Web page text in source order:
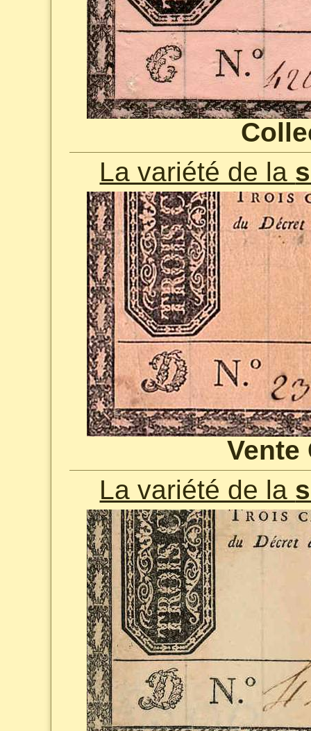
La variété de la
Vente
La variété de la